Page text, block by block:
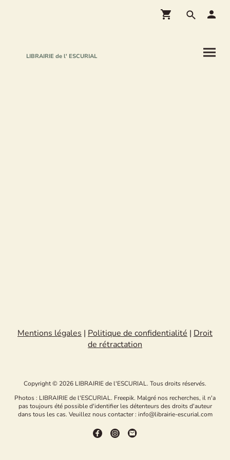
LIBRAIRIE de l' ESCURIAL
Mentions légales | Politique de confidentialité | Droit
de rétractation
Copyright © 2026 LIBRAIRIE de l'ESCURIAL. Tous droits réservés.
Photos : LIBRAIRIE de l'ESCURIAL. Freepik. Malgré nos recherches, il n'a
pas toujours été possible d'identifier les détenteurs des droits d'auteur
dans tous les cas. Veuillez nous contacter : info@librairie-escurial.com